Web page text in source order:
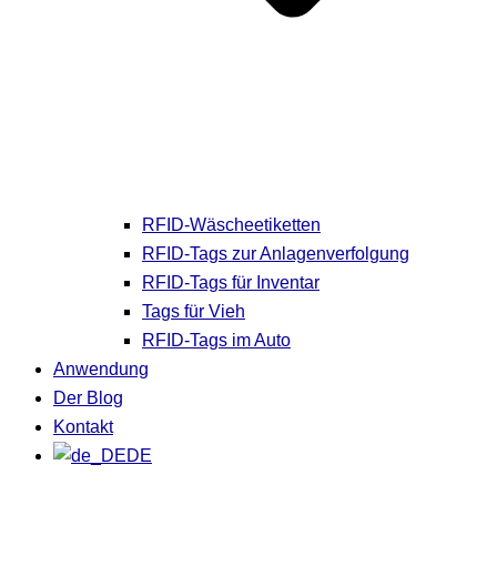
RFID-Wäscheetiketten
RFID-Tags zur Anlagenverfolgung
RFID-Tags für Inventar
Tags für Vieh
RFID-Tags im Auto
Anwendung
Der Blog
Kontakt
DE